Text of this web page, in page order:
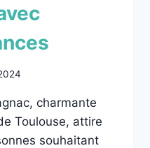
charmante
Toulouse, attire
souhaitant